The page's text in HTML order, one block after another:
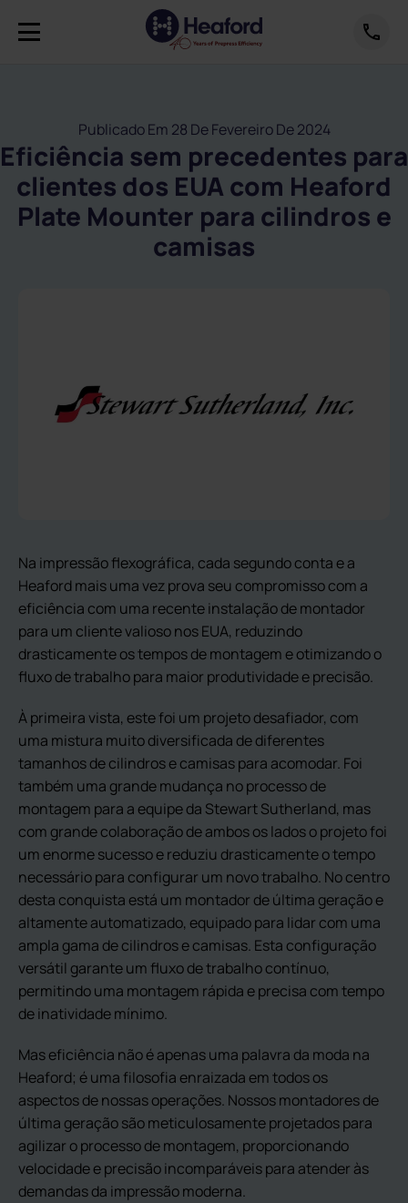
Publicado Em 28 De Fevereiro De 2024
Eficiência sem precedentes para
clientes dos EUA com Heaford
Plate Mounter para cilindros e
camisas
Na impressão flexográfica, cada segundo conta e a
Heaford mais uma vez prova seu compromisso com a
eficiência com uma recente instalação de montador
para um cliente valioso nos EUA, reduzindo
drasticamente os tempos de montagem e otimizando o
fluxo de trabalho para maior produtividade e precisão.
À primeira vista, este foi um projeto desafiador, com
uma mistura muito diversificada de diferentes
tamanhos de cilindros e camisas para acomodar. Foi
também uma grande mudança no processo de
montagem para a equipe da Stewart Sutherland, mas
com grande colaboração de ambos os lados o projeto foi
um enorme sucesso e reduziu drasticamente o tempo
necessário para configurar um novo trabalho. No centro
desta conquista está um montador de última geração e
altamente automatizado, equipado para lidar com uma
ampla gama de cilindros e camisas. Esta configuração
versátil garante um fluxo de trabalho contínuo,
permitindo uma montagem rápida e precisa com tempo
de inatividade mínimo.
Mas eficiência não é apenas uma palavra da moda na
Heaford; é uma filosofia enraizada em todos os
aspectos de nossas operações. Nossos montadores de
última geração são meticulosamente projetados para
agilizar o processo de montagem, proporcionando
velocidade e precisão incomparáveis para atender às
demandas da impressão moderna.